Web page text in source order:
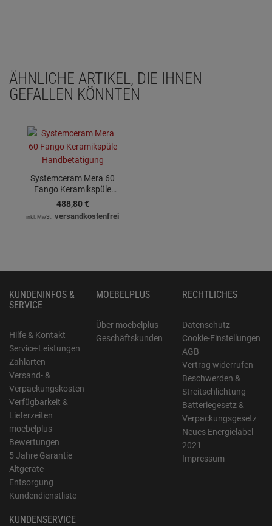
ÄHNLICHE ARTIKEL, DIE IHNEN
GEFALLEN KÖNNTEN
Systemceram Mera 60
Fango Keramikspüle
Handbetätigung
488,80 €
inkl. MwSt. versandkostenfrei
KUNDENINFOS &
SERVICE
Hilfe & Kontakt
Service-Leistungen
Zahlarten
Versand- &
Verpackungskosten
Verfügbarkeit &
Lieferzeiten
moebelplus
Bewertungen
5 Jahre Garantie
Altgeräte-
Entsorgung
Kundendienstliste
MOEBELPLUS
Über moebelplus
Geschäftskunden
RECHTLICHES
Datenschutz
Cookie-Einstellungen
AGB
Vertrag widerrufen
Beschwerden &
Streitschlichtung
Batteriegesetz &
Verpackungsgesetz
Neues Energielabel
2021
Impressum
KUNDENSERVICE